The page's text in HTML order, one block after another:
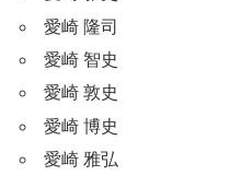
愛崎 隆司
愛崎 智史
愛崎 敦史
愛崎 博史
愛崎 雅弘